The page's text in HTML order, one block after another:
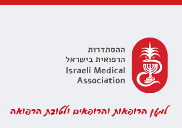
למען הרופאות והרופאים ולטובת הרפואה